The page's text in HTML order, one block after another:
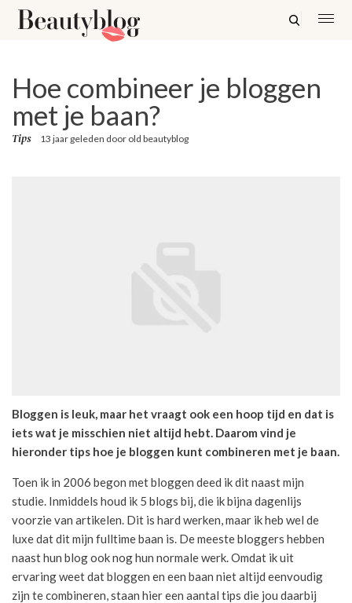
Hoe combineer je bloggen
met je baan?
Tips 13 jaar geleden door old beautyblog
Bloggen is leuk, maar het vraagt ook een hoop tijd en dat is
iets wat je misschien niet altijd hebt. Daarom vind je
hieronder tips hoe je bloggen kunt combineren met je baan.
Toen ik in 2006 begon met bloggen deed ik dit naast mijn
studie. Inmiddels houd ik 5 blogs bij, die ik bijna dagenlijs
voorzie van artikelen. Dit is hard werken, maar ik heb wel de
luxe dat dit mijn fulltime baan is. De meeste bloggers hebben
naast hun blog ook nog hun normale werk. Omdat ik uit
ervaring weet dat bloggen en een baan niet altijd eenvoudig
zijn te combineren, staan hier een aantal tips die jou daarbij